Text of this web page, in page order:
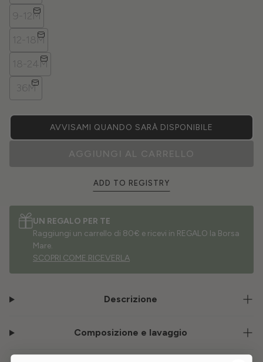
9-12M
12-18M
18-24M
36M
AVVISAMI QUANDO SARÀ DISPONIBILE
AGGIUNGI AL CARRELLO
ADD TO REGISTRY
UN REGALO PER TE
Raggiungi un carrello di 80€ e ricevi in REGALO la Borsa
Mare.
SCOPRI COME RICEVERLA
Descrizione
Composizione e lavaggio